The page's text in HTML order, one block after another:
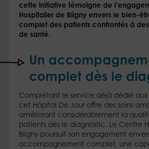
cette initiative témoigne de
Hospitalier de Bligny envers le bien-
complet des patients confrontés à
de santé.
Un
complet dès le
Complétant le service déjà dédié aux
cet Hôpital De Jour offre des soins
améliorant considérablement la
patients dès le diagnostic. Le Centre
Bligny poursuit son engagement
accompagnement complet, une